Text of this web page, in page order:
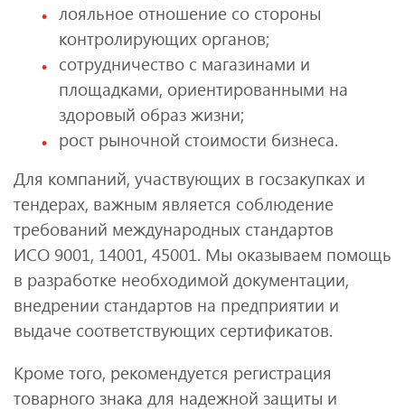
лояльное отношение со стороны
контролирующих органов;
сотрудничество с магазинами и
площадками, ориентированными на
здоровый образ жизни;
рост рыночной стоимости бизнеса.
Для компаний, участвующих в госзакупках и
тендерах, важным является соблюдение
требований международных стандартов
ИСО 9001, 14001, 45001. Мы оказываем помощь
в разработке необходимой документации,
внедрении стандартов на предприятии и
выдаче соответствующих сертификатов.
Кроме того, рекомендуется регистрация
товарного знака для надежной защиты и